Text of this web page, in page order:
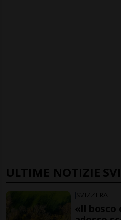
ULTIME NOTIZIE
SVIZZERA
«Il bosco